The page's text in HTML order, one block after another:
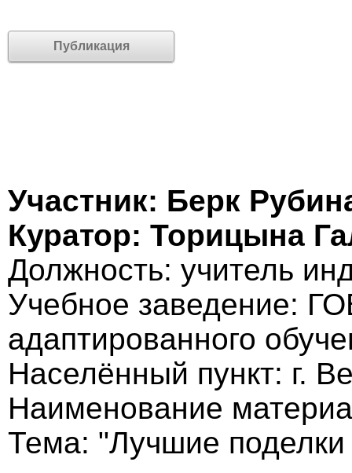
Публикация
Участник: Берк
Куратор: Торицына
Должность: учитель
Учебное заведение:
адаптированного
Населённый пункт: г.
Наименование
Тема: "Лучшие поделки